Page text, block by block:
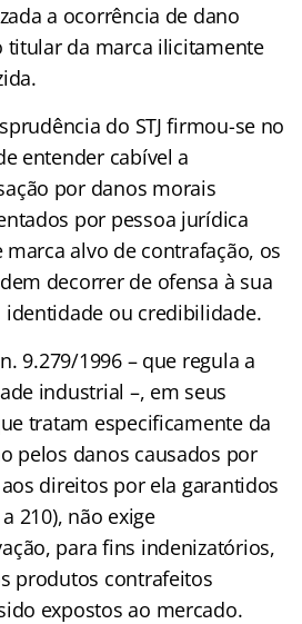
a ocorrência de dano
titular da marca ilicitamente
do STJ firmou-se no
entender cabível a
por danos morais
por pessoa jurídica
alvo de contrafação, os
decorrer de ofensa à sua
identidade ou credibilidade.
9.279/1996 – que regula a
industrial –, em seus
tratam especificamente da
pelos danos causados por
direitos por ela garantidos
210), não exige
para fins indenizatórios,
produtos contrafeitos
expostos ao mercado.